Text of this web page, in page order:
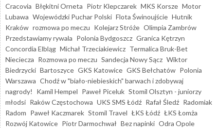
Cracovia Błękitni Orneta Piotr Klepczarek MKS Korsze Motor
Lubawa Wojewódzki Puchar Polski Flota Świnoujście Hutnik
Kraków rozmowa po meczu Kolejarz Stróże Olimpia Zambrów
Przedstawiamy rywala Polonia Bydgoszcz Granica Kętrzyn
Concordia Elbląg Michał Trzeciakiewicz Termalica Bruk-Bet
Nieciecza Rozmowa po meczu Sandecja Nowy Sącz Wiktor
Biedrzycki Bartoszyce GKS Katowice GKS Bełchatów Polonia
Warszawa Chodź w "biało-niebieskich" barwach i zdobywaj
nagrody!
Kamil Hempel Paweł Piceluk Stomil Olsztyn - juniorzy
młodsi Raków Częstochowa UKS SMS Łódź Rafał Śledź Radomiak
Radom Paweł Kaczmarek Stomil Travel ŁKS Łódź ŁKS Łomża
Rozwój Katowice Piotr Darmochwał Bez napinki Odra Opole